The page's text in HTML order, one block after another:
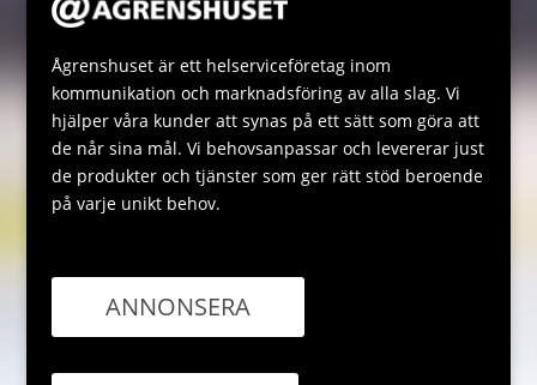
Ågrenshuset är ett helserviceföretag inom
kommunikation och marknadsföring av alla slag. Vi
hjälper våra kunder att synas på ett sätt som göra att
de når sina mål. Vi behovsanpassar och levererar just
de produkter och tjänster som ger rätt stöd beroende
på varje unikt behov.
ANNONSERA